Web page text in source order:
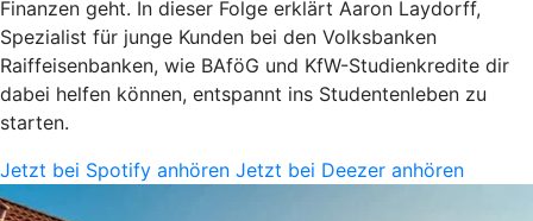
Finanzen geht. In dieser Folge erklärt Aaron Laydorff,
Spezialist für junge Kunden bei den Volksbanken
Raiffeisenbanken, wie BAföG und KfW-Studienkredite dir
dabei helfen können, entspannt ins Studentenleben zu
starten.
Jetzt bei Spotify anhören Jetzt bei Deezer anhören